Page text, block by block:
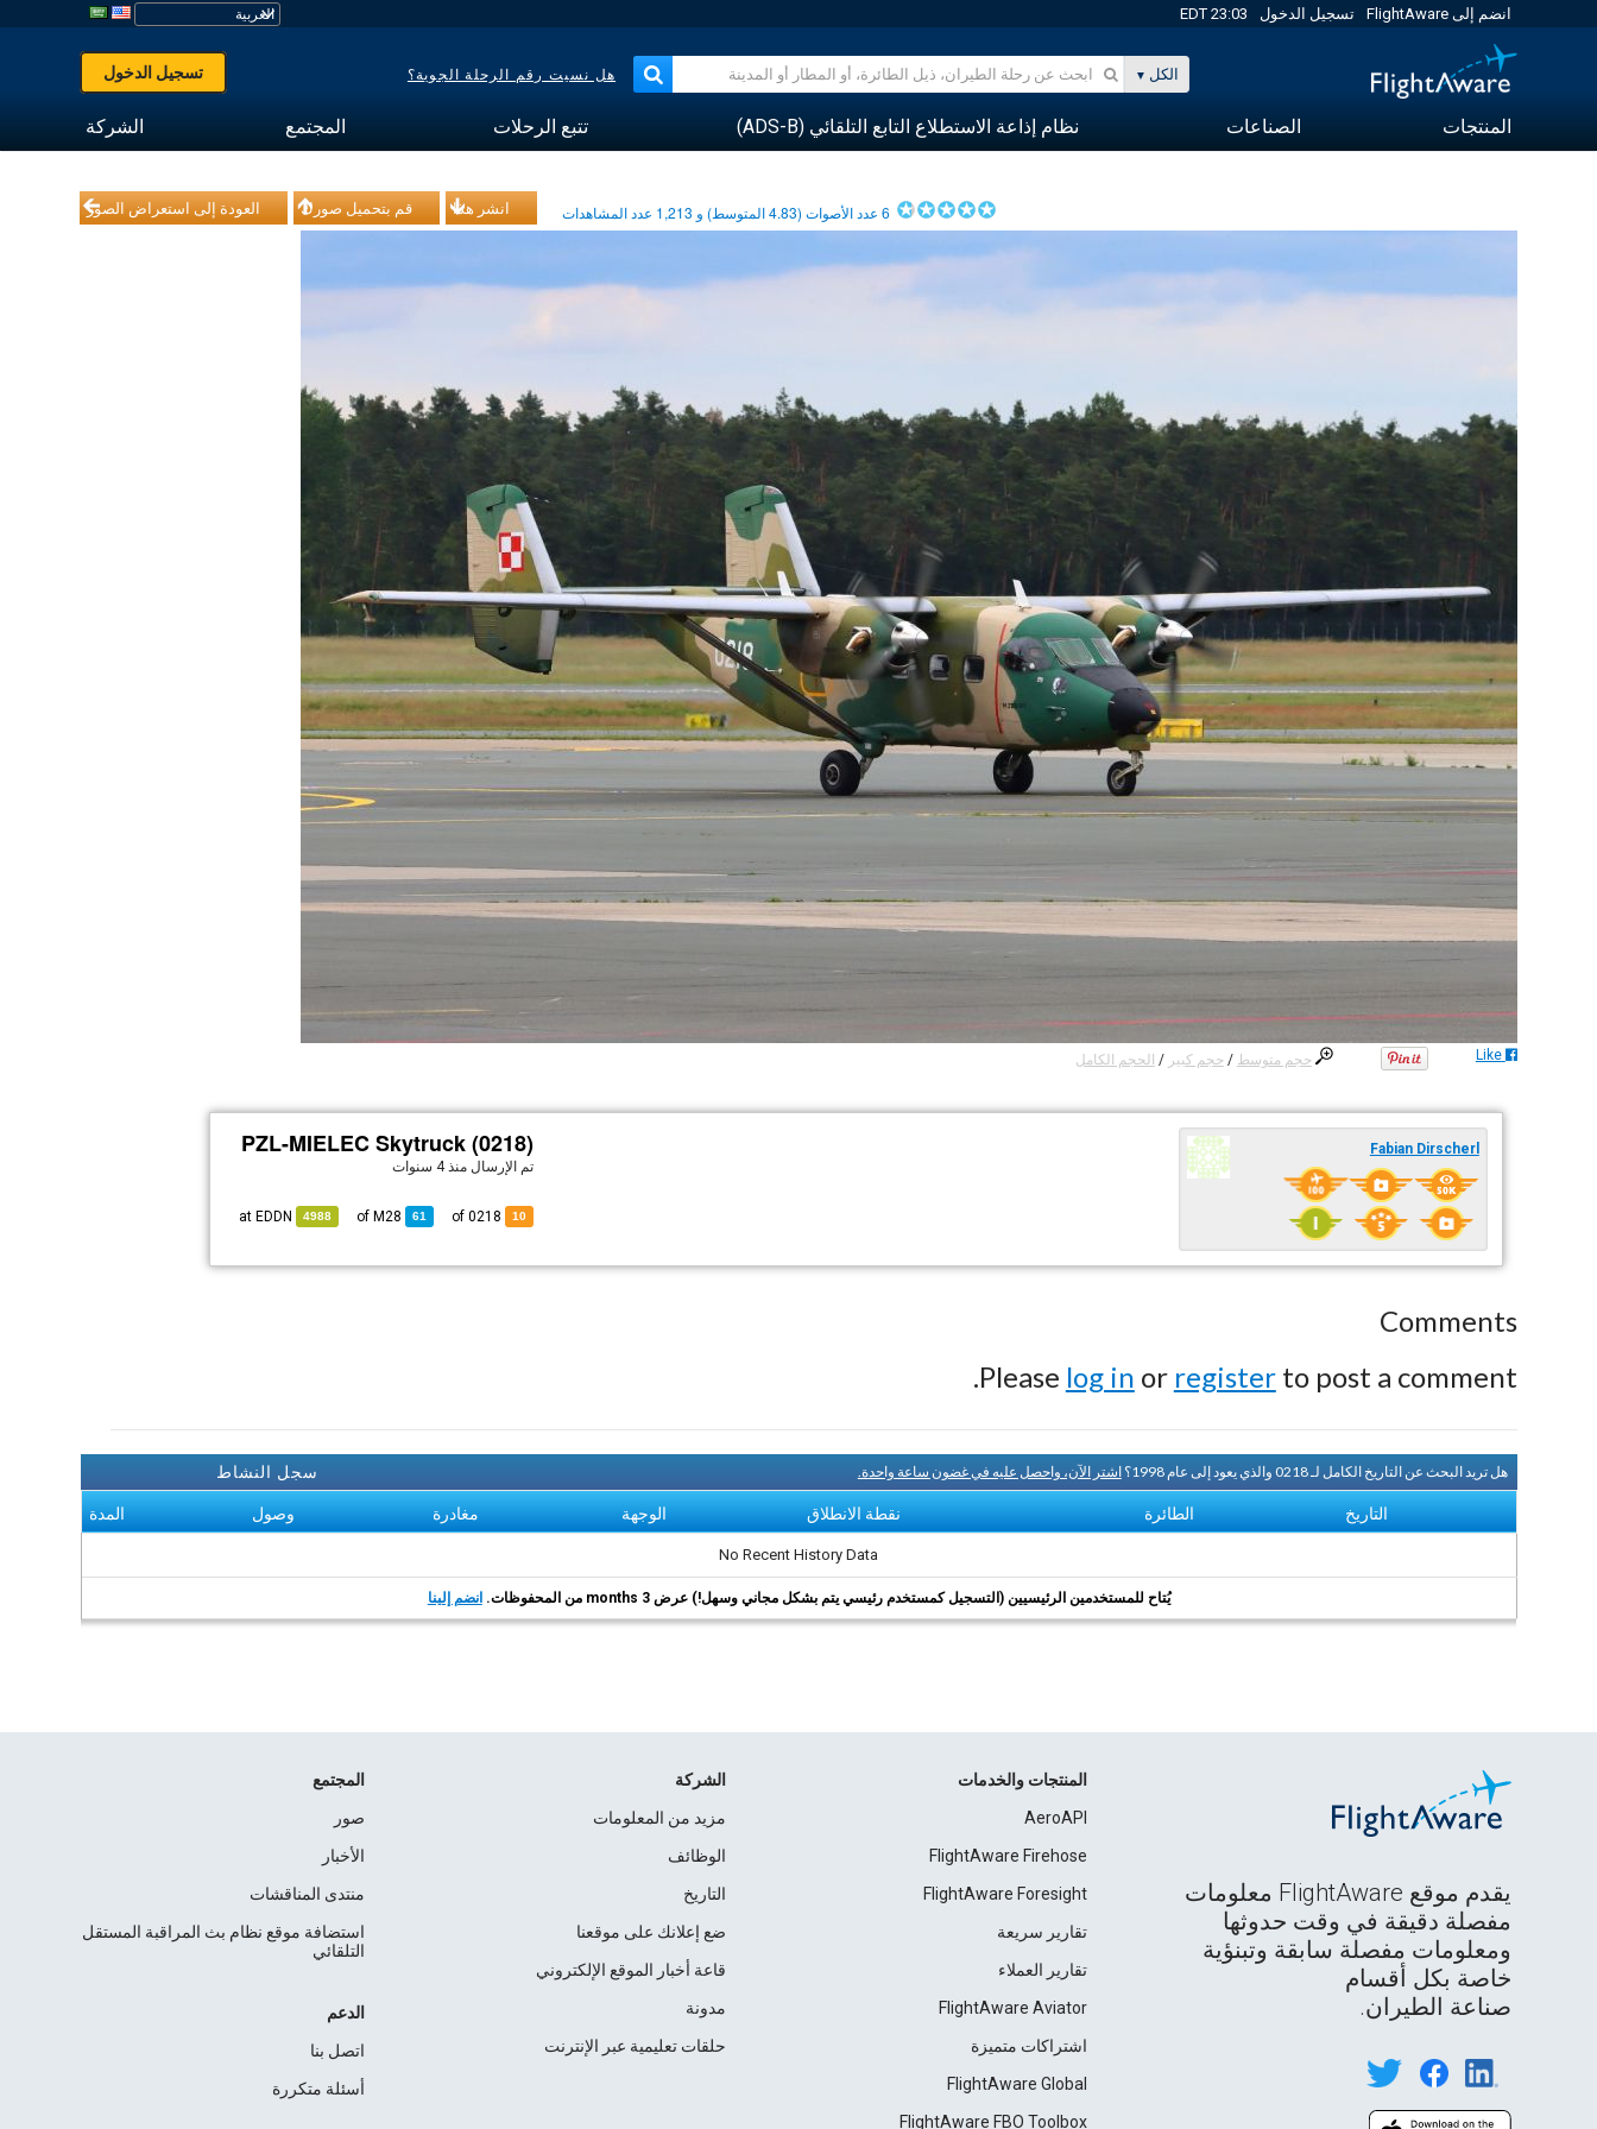
انضم إلى FlightAware تسجيل الدخول 23:03 EDT
الكل هل نسيت رقم الرحلة الجوية؟ تسجيل الدخول
المنتجات الصناعات نظام إذاعة الاستطلاع التابع التلقائي (ADS-B) تتبع الرحلات المجتمع الشركة
العودة إلى استعراض الصور قم بتحميل صورك انشر هذا 6عدد الأصوات (4.83المتوسط) و 1,213 عدد المشاهدات
حجم متوسط / حجم كبير / الحجم الكامل Like
PZL-MIELEC Skytruck (0218)
تم الإرسال منذ 4 سنوات
10
61
M28
4988
EDDN
Fabian Dirscherl
Comments
Please log in or registerto post a comment.
سجل النشاط هل تريد البحث عن التاريخ الكامل لـ 0218 والذي يعود إلى عام 1998؟ اشتر الآن، واحصل عليه في غضون ساعة واحدة.
التاريخ الطائرة نقطة الانطلاق الوجهة مغادرة وصول المدة
No Recent History Data
يُتاح للمستخدمين الرئيسيين (التسجيل كمستخدم رئيسي يتم بشكل مجاني وسهل!) عرض 3 months من المحفوظات. انضم إلينا
يقدم موقع FlightAware معلومات
مفصلة دقيقة في وقت حدوثها
ومعلومات مفصلة سابقة وتبنؤية
خاصة بكل أقسام
صناعة الطيران.
المنتجات والخدمات
AeroAPI
FlightAware Firehose
FlightAware Foresight
تقارير سريعة
تقارير العملاء
FlightAware Aviator
اشتراكات متميزة
FlightAware Global
FlightAware FBO Toolbox
الشركة
مزيد من المعلومات
الوظائف
التاريخ
ضع إعلانك على موقعنا
قاعة أخبار الموقع الإلكتروني
مدونة
حلقات تعليمية عبر الإنترنت
المجتمع
صور
الأخبار
منتدى المناقشات
استضافة موقع نظام بث المراقبة المستقل
التلقائي
الدعم
اتصل بنا
أسئلة متكررة